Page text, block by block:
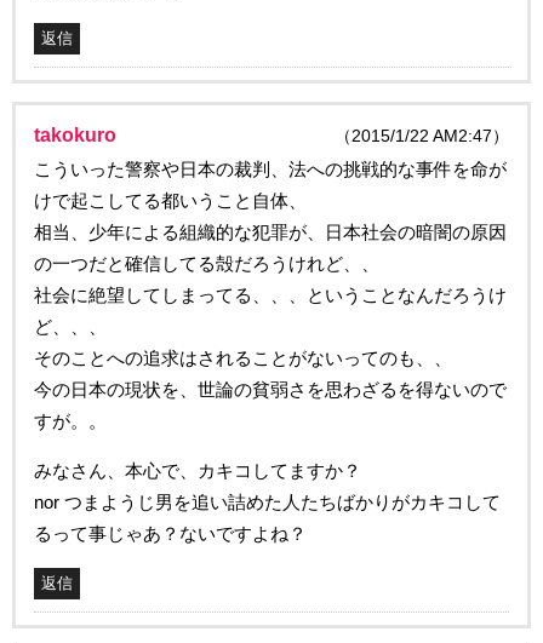
返信
takokuro （2015/1/22 AM2:47）
こういった警察や日本の裁判、法への挑戦的な事件を命が
けで起こしてる都いうこと自体、
相当、少年による組織的な犯罪が、日本社会の暗闇の原因
の一つだと確信してる殻だろうけれど、、
社会に絶望してしまってる、、、ということなんだろうけ
ど、、、
そのことへの追求はされることがないってのも、、
今の日本の現状を、世論の貧弱さを思わざるを得ないので
すが。。
みなさん、本心で、カキコしてますか？
nor つまようじ男を追い詰めた人たちばかりがカキコして
るって事じゃあ？ないですよね？
返信